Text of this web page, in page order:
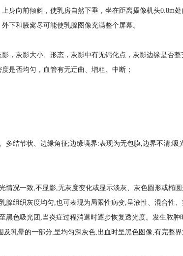
向前倾斜，使乳房自然下垂，坐在距离摄像机头0.8m
下和腋窝尽可能使乳腺图像充满整个屏幕。
灰影大小、形态，灰影中有无钙化点，灰影边缘是否整
否均匀，血管有无迂曲、增粗、中断；
结节状、边缘角征;边缘境界:表现为无包膜,边界不清;吸
况一致,不显影,无灰度变化或显示淡灰、灰色圆形或椭圆
组织灰度均匀,也可表现为局限性病变,呈液性、混合性
色吸光团,当炎症过程消退时逐步恢复透光度。发生脓肿
晕的一部分,呈均匀深灰色,出血时呈黑色图像,有完整界